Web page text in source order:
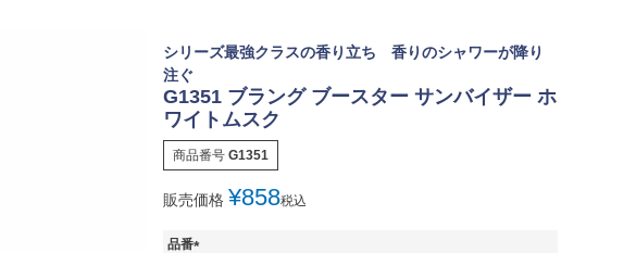
シリーズ最強クラスの香り立ち 香りのシャワーが降り
注ぐ
G1351 ブラング ブースター サンバイザー ホ
ワイトムスク
商品番号 G1351
販売価格 ¥858税込
品番